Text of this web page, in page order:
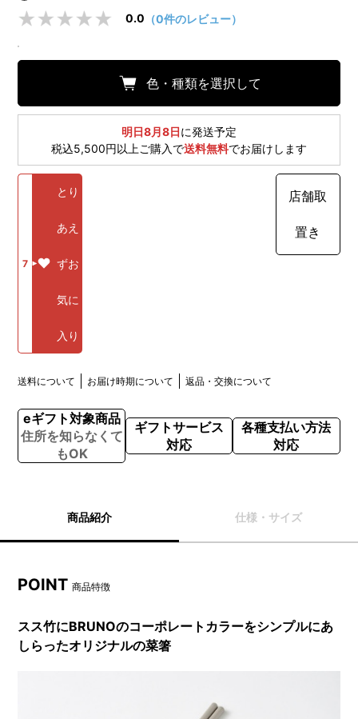
0.0 （0件のレビュー）
色・種類を選択して
明日8月8日に発送予定
税込5,500円以上ご購入で送料無料でお届けします
7
とり
あえ
ずお
気に
入り
店舗取
置き
送料について お届け時期について 返品・交換について
eギフト対象商品
住所を知らなくて
もOK
ギフトサービス
対応
各種支払い方法
対応
商品紹介 仕様・サイズ
POINT商品特徴
スス竹にBRUNOのコーポレートカラーをシンプルにあ
しらったオリジナルの菜箸